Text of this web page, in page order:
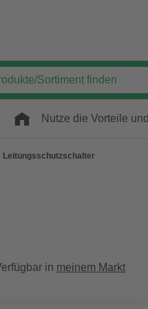
Nutze die Vorteile und
Leitungsschutzschalter
in meinem Markt